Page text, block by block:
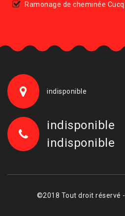
Ramonage de cheminée Cucq
indisponible
indisponible
indisponible
©2018 Tout droit réservé -